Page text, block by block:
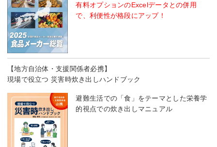
有料オプションのExcelデータとの併用
で、利便性が格段にアップ！
【地方自治体・支援関係者必携】
現場で役立つ 災害時炊き出しハンドブック
避難生活での「食」をテーマとした栄養学
的視点での炊き出しマニュアル